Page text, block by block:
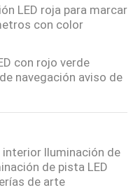
LED roja para marcar
con color
con rojo verde
navegación aviso de
Iluminación de
de pista LED
de arte